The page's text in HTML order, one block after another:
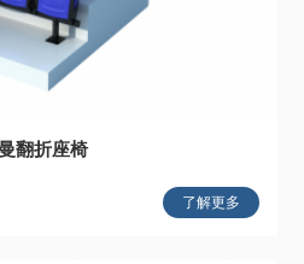
翻折座椅
了解更多